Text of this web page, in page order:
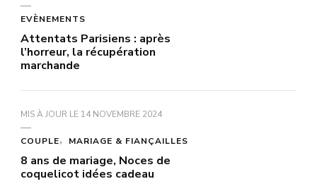
EVÈNEMENTS
Attentats Parisiens : après
l’horreur, la récupération
marchande
MIS À JOUR LE 14 NOVEMBRE 2024
COUPLE MARIAGE & FIANÇAILLES
8 ans de mariage, Noces de
coquelicot idées cadeau